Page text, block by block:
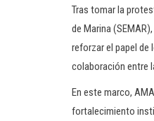
Tras tomar la
de Marina
reforzar el papel
colaboración entre
En este marco,
fortalecimiento